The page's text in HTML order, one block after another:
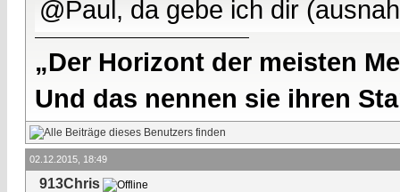
@Paul, da gebe ich dir
„Der Horizont der meisten
Und das nennen sie ihren
02.12.2015, 18:49
913Chris